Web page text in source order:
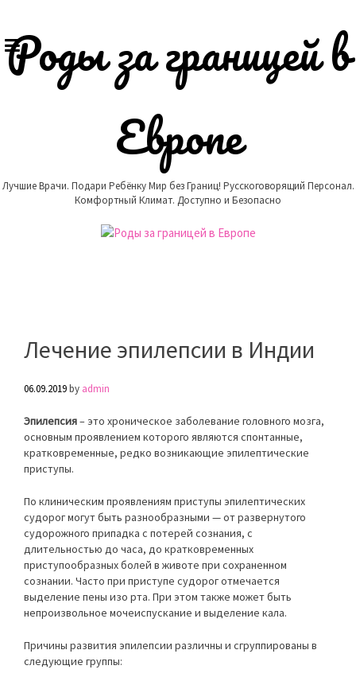
content
Роды за границей в
Европе
Лучшие Врачи. Подари Ребёнку Мир без Границ! Русскоговорящий Персонал.
Комфортный Климат. Доступно и Безопасно
Лечение эпилепсии в Индии
06.09.2019by admin
Эпилепсия– это хроническое заболевание головного мозга,
основным проявлением которого являются спонтанные,
кратковременные, редко возникающие эпилептические
приступы.
По клиническим проявлениям приступы эпилептических
судорог могут быть разнообразными — от развернутого
судорожного припадка с потерей сознания, с
длительностью до часа, до кратковременных
приступообразных болей в животе при сохраненном
сознании. Часто при приступе судорог отмечается
выделение пены изо рта. При этом также может быть
непроизвольное мочеиспускание и выделение кала.
Причины развития эпилепсии различны и сгруппированы в
следующие группы: